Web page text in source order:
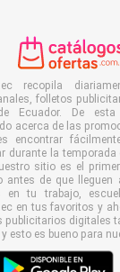
recopila
folletos
Ecuador. De esta
acerca de las
encontrar
durante la
sitio es el
antes de que lleguen
en tu trabajo,
en tus favoritos y
publicitarios digitales
esto es bueno para